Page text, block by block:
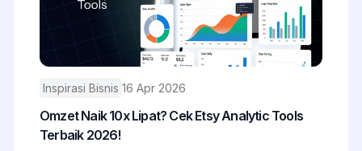
Inspirasi Bisnis 16 Apr 2026
Omzet Naik 10x Lipat? Cek Etsy Analytic Tools
Terbaik 2026!